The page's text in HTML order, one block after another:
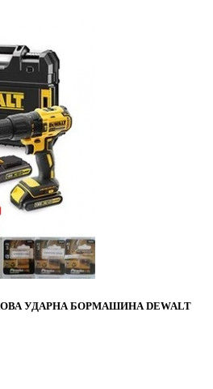
УДАРНА БОРМАШИНА DEWALT